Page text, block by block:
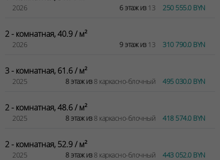
2026 6 этаж из13 250 555.0 BYN
2 - комнатная, 40.9 / м²
2026 9 этаж из13 310 790.0 BYN
3 - комнатная, 61.6 / м²
2025 8 этаж из8 каркасно-блочный 495 030.0 BYN
2 - комнатная, 48.6 / м²
2025 8 этаж из8 каркасно-блочный 418 574.0 BYN
2 - комнатная, 52.9 / м²
2025 8 этаж из8 каркасно-блочный 443 052.0 BYN